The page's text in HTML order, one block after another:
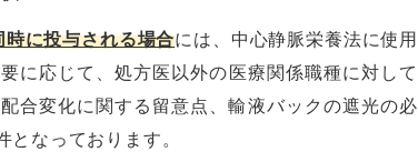
に投与される場合には、中心静脈栄養法に使用
に応じて、処方医以外の医療関係職種に対して
合変化に関する留意点、輸液バックの遮光の必
なっております。